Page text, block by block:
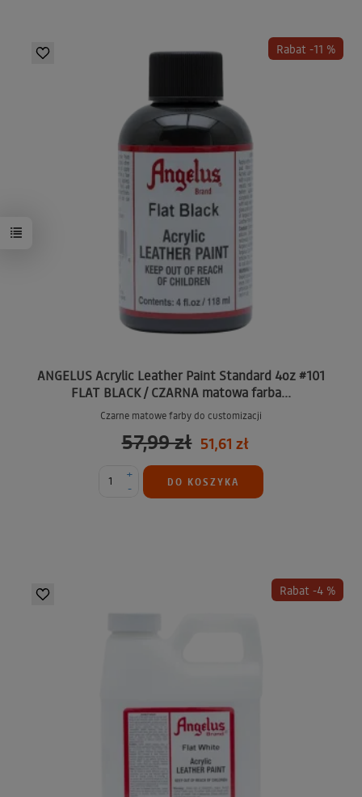
Rabat -11 %
ANGELUS Acrylic Leather Paint Standard 4oz #101
FLAT BLACK / CZARNA matowa farba...
Czarne matowe farby do customizacji
57,99 zł 51,61 zł
-
+
DO KOSZYKA
Rabat -4 %